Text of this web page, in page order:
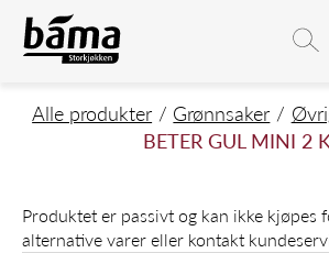
BETER GUL MINI 2 KG
Hovedinnhold
Hovedmeny
Hovedmeny
Alle produkter Grønnsaker
BETER GUL MINI 2
Produktet er passivt og kan ikke kjøpes
alternative varer eller kontakt